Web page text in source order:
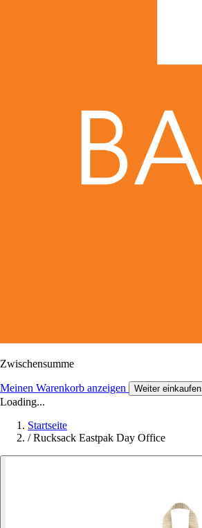
Zwischensumme
Meinen Warenkorb anzeigen Weiter einkaufen
Loading...
Startseite
/ Rucksack Eastpak Day Office